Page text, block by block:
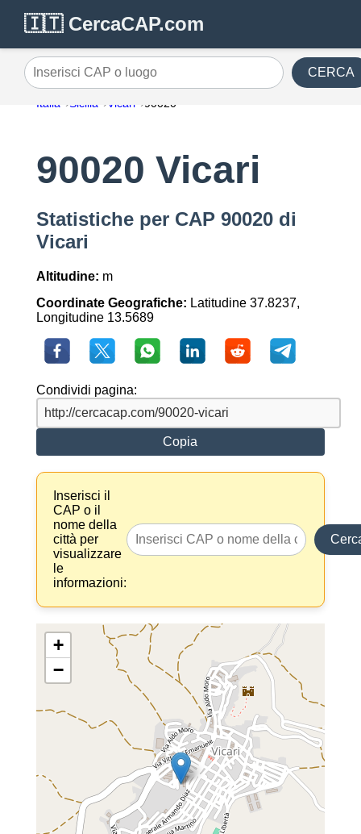
🇮🇹 CercaCAP.com
Inserisci CAP o luogo CERCA
Italia Sicilia Vicari 90020
90020 Vicari
Statistiche per CAP 90020 di
Vicari
Altitudine: m
Coordinate Geografiche: Latitudine 37.8237,
Longitudine 13.5689
Condividi pagina:
Copia
Inserisci il
CAP o il
nome della
città per
visualizzare
le
informazioni:
+
−